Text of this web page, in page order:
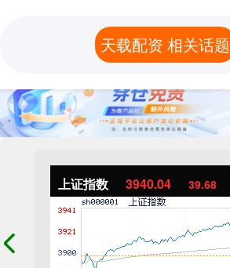
上证指数 3940.04 39.68
天载配资 相关话题